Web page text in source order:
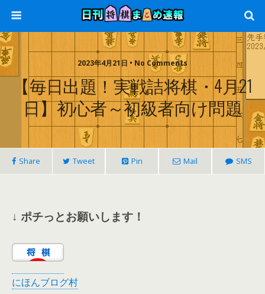
2023年4月21日 • No Comments
【毎日出題！実戦詰将棋・4月21
日】初心者～初級者向け問題
Share Tweet Pin Mail SMS
↓ ポチっとお願いします！
にほんブログ村